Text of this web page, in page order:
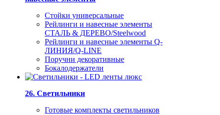
Стойки универсальные
Рейлинги и навесные элементы
СТАЛЬ & ДЕРЕВО/Steelwood
Рейлинги и навесные элементы Q-
ЛИНИЯ/Q-LINE
Поручни декоративные
Бокалодержатели
26. Светильники
Готовые комплекты светильников